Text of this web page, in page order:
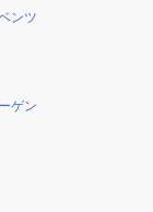
ンツ
ゲン